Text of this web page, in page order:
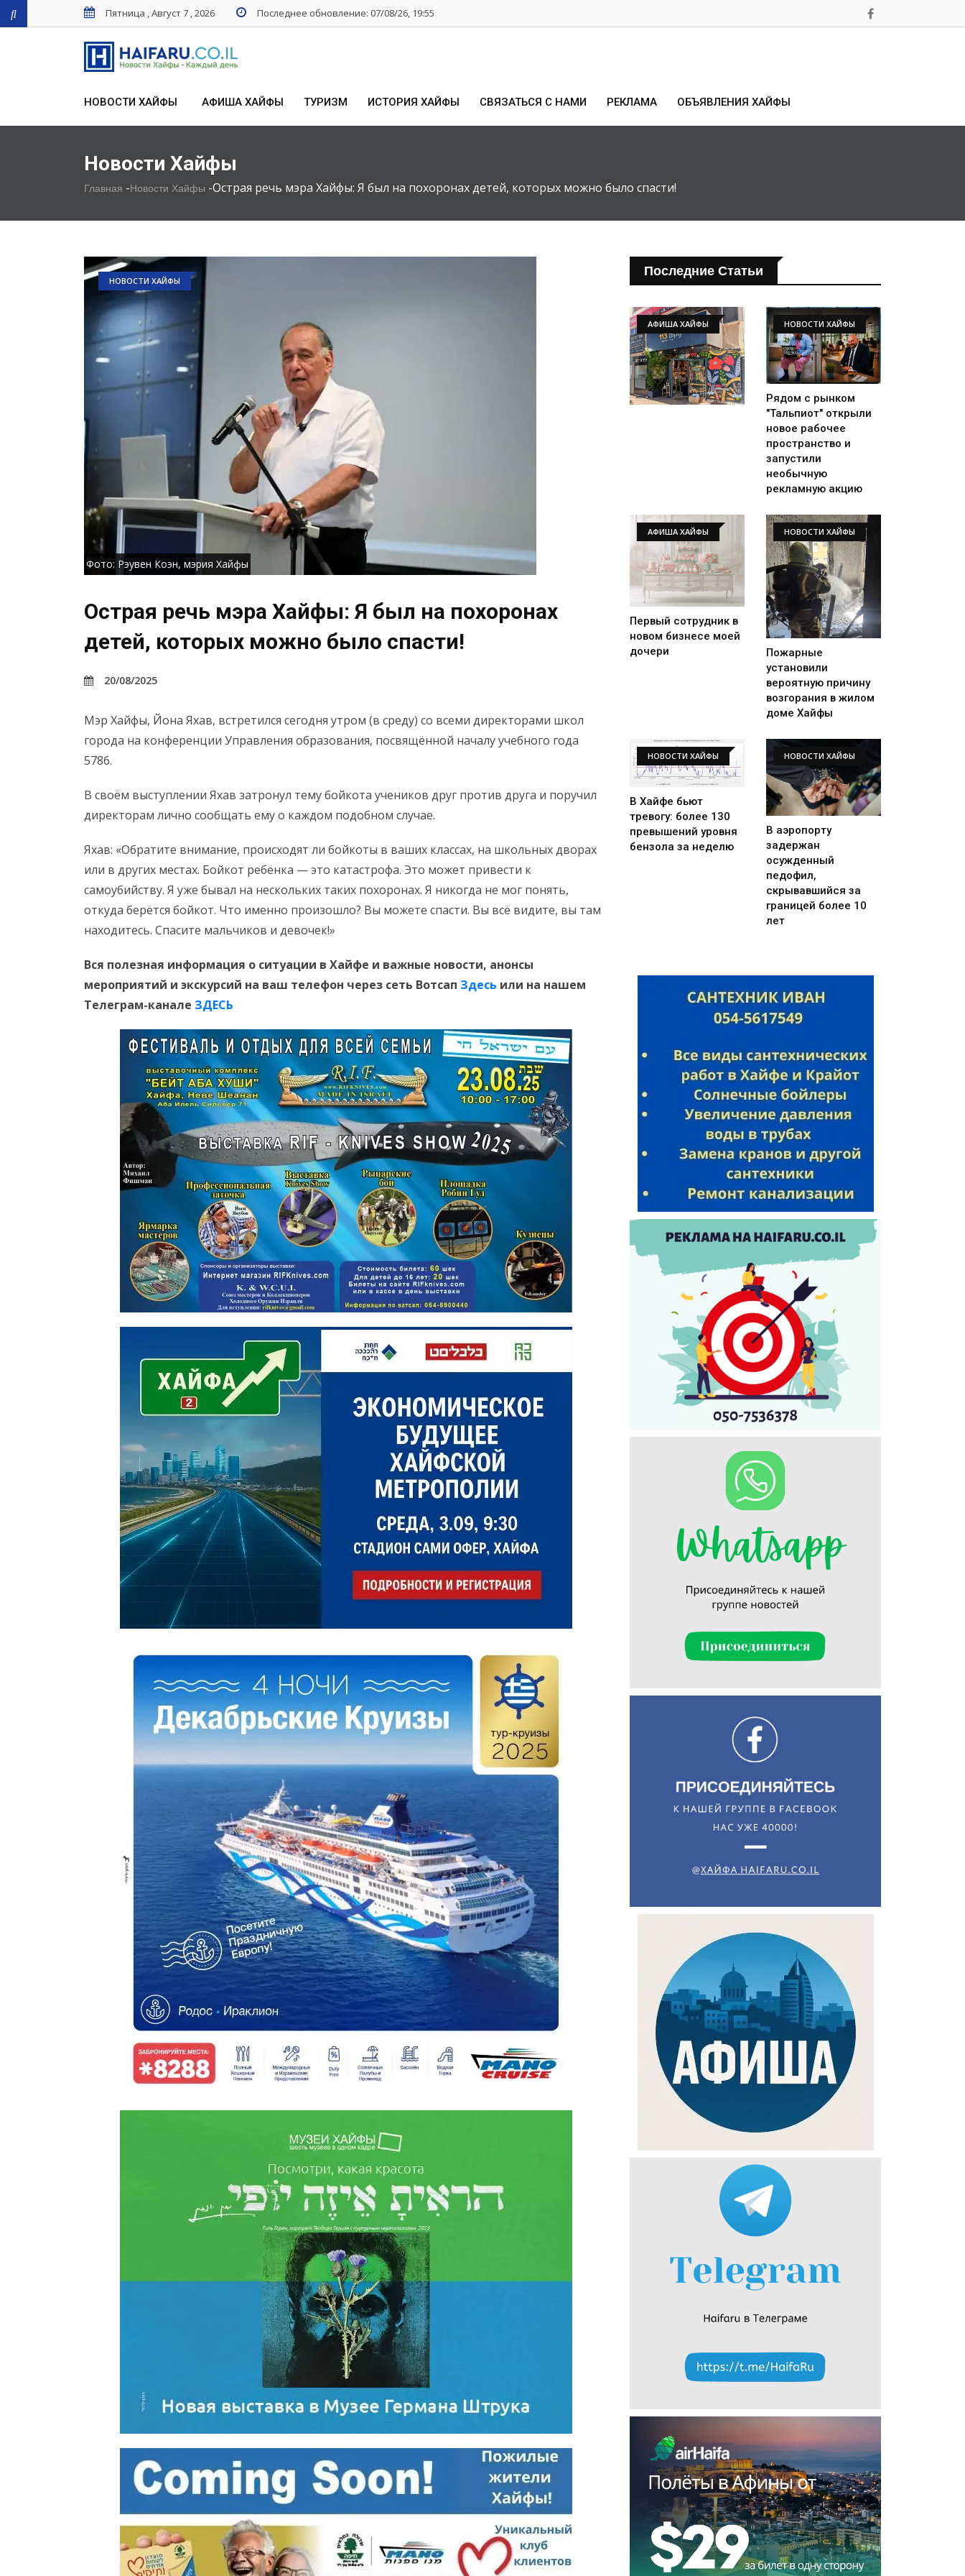
Пятница , Август 7 , 2026 Последнее обновление: 07/08/26, 19:55
НОВОСТИ ХАЙФЫ АФИША ХАЙФЫ ТУРИЗМ ИСТОРИЯ ХАЙФЫ СВЯЗАТЬСЯ С НАМИ РЕКЛАМА ОБЪЯВЛЕНИЯ ХАЙФЫ
Искать
Новости Хайфы
Главная -Новости Хайфы -Острая речь мэра Хайфы: Я был на похоронах детей, которых можно было спасти!
НОВОСТИ ХАЙФЫ
Фото: Рэувен Коэн, мэрия Хайфы
Острая речь мэра Хайфы: Я был на похоронах
детей, которых можно было спасти!
20/08/2025
Мэр Хайфы, Йона Яхав, встретился сегодня утром (в среду) со всеми директорами школ
города на конференции Управления образования, посвящённой началу учебного года
5786.
В своём выступлении Яхав затронул тему бойкота учеников друг против друга и поручил
директорам лично сообщать ему о каждом подобном случае.
Яхав: «Обратите внимание, происходят ли бойкоты в ваших классах, на школьных дворах
или в других местах. Бойкот ребёнка — это катастрофа. Это может привести к
самоубийству. Я уже бывал на нескольких таких похоронах. Я никогда не мог понять,
откуда берётся бойкот. Что именно произошло? Вы можете спасти. Вы всё видите, вы там
находитесь. Спасите мальчиков и девочек!»
Вся полезная информация о ситуации в Хайфе и важные новости, анонсы
мероприятий и экскурсий на ваш телефон через сеть Вотсап Здесь или на нашем
Телеграм-канале ЗДЕСЬ
Последние Статьи
АФИША ХАЙФЫ НОВОСТИ ХАЙФЫ
Рядом с рынком
"Тальпиот" открыли
новое рабочее
пространство и
запустили
необычную
рекламную акцию
АФИША ХАЙФЫ
Первый сотрудник в
новом бизнесе моей
дочери
НОВОСТИ ХАЙФЫ
Пожарные
установили
вероятную причину
возгорания в жилом
доме Хайфы
НОВОСТИ ХАЙФЫ
В Хайфе бьют
тревогу: более 130
превышений уровня
бензола за неделю
НОВОСТИ ХАЙФЫ
В аэропорту
задержан
осужденный
педофил,
скрывавшийся за
границей более 10
лет